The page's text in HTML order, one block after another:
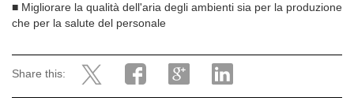
■ Migliorare la qualità dell'aria degli ambienti sia per la produzione
che per la salute del personale
Share this: